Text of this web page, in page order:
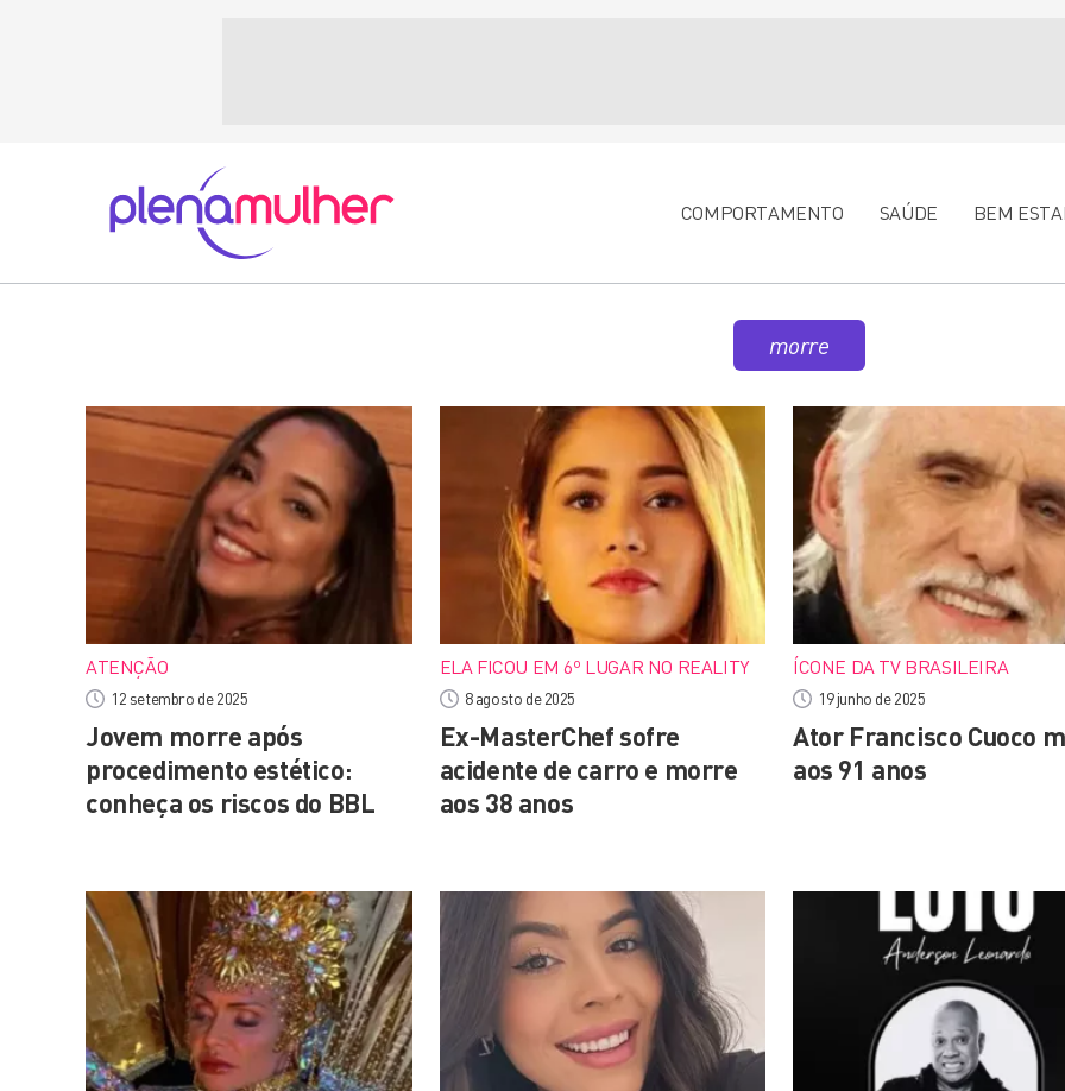
COMPORTAMENTO SAÚDE BEM
morre
ATENÇÃO
12 setembro de 2025
Jovem morre após
procedimento estético:
conheça os riscos do BBL
ELA FICOU EM 6º LUGAR NO REALITY
8 agosto de 2025
Ex-MasterChef sofre
acidente de carro e morre
aos 38 anos
ÍCONE DA TV BRASILEIRA
19 junho de 2025
Ator Francisco Cuoco
aos 91 anos